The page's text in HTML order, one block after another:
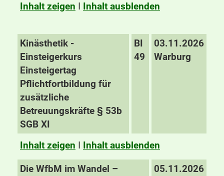
Inhalt zeigen I Inhalt ausblenden
Kinästhetik -
Einsteigerkurs
Einsteigertag
Pflichtfortbildung für
zusätzliche
Betreuungskräfte § 53b
SGB XI
BI
49
03.11.2026
Warburg
Inhalt zeigen I Inhalt ausblenden
Die WfbM im Wandel –
05.11.2026